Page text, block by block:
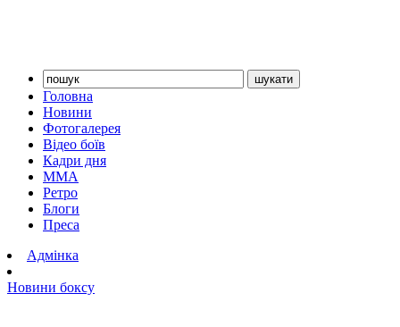
Головна
Новини
Фотогалерея
Відео боїв
Кадри дня
ММА
Ретро
Блоги
Преса
Адмінка
Новини боксу